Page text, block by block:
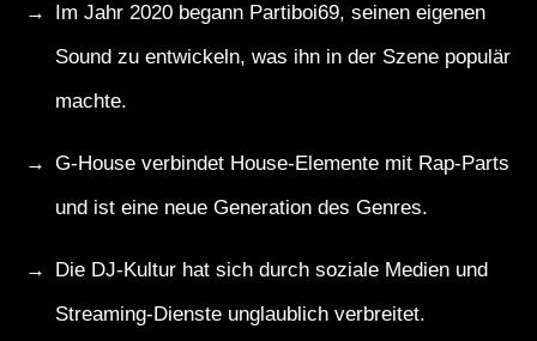
Im Jahr 2020 begann Partiboi69, seinen eigenen
Sound zu entwickeln, was ihn in der Szene populär
machte.
G-House verbindet House-Elemente mit Rap-Parts
und ist eine neue Generation des Genres.
Die DJ-Kultur hat sich durch soziale Medien und
Streaming-Dienste unglaublich verbreitet.